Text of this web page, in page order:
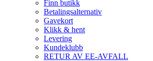
Finn butikk
Betalingsalternativ
Gavekort
Klikk & hent
Levering
Kundeklubb
RETUR AV EE-AVFALL